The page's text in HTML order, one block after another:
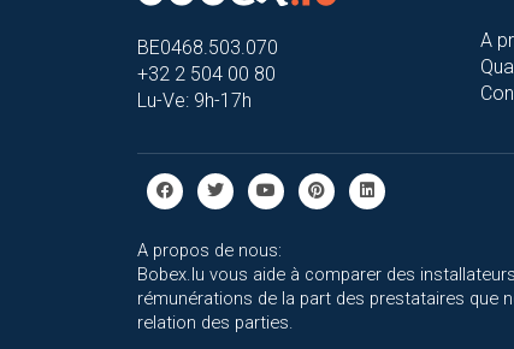
BE0468.503.070
+32 2 504 00 80
Lu-Ve: 9h-17h
A
A propos de nous:
Bobex.lu vous aide à comparer des
rémunérations de la part des prestataires que
relation des parties.